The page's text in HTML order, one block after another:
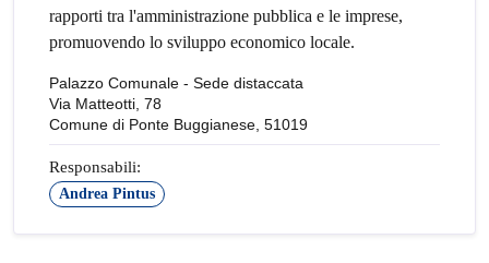
rapporti tra l'amministrazione pubblica e le imprese,
promuovendo lo sviluppo economico locale.
Palazzo Comunale - Sede distaccata
Via Matteotti, 78
Comune di Ponte Buggianese, 51019
Responsabili:
Andrea Pintus